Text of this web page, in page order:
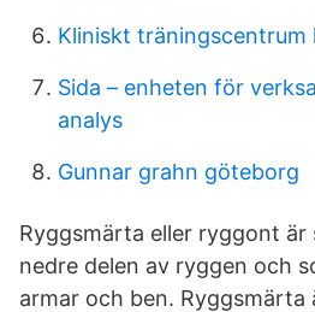
Kliniskt träningscentrum
Sida – enheten för
analys
Gunnar grahn göteborg
Ryggsmärta eller ryggont är
nedre delen av ryggen och
armar och ben.